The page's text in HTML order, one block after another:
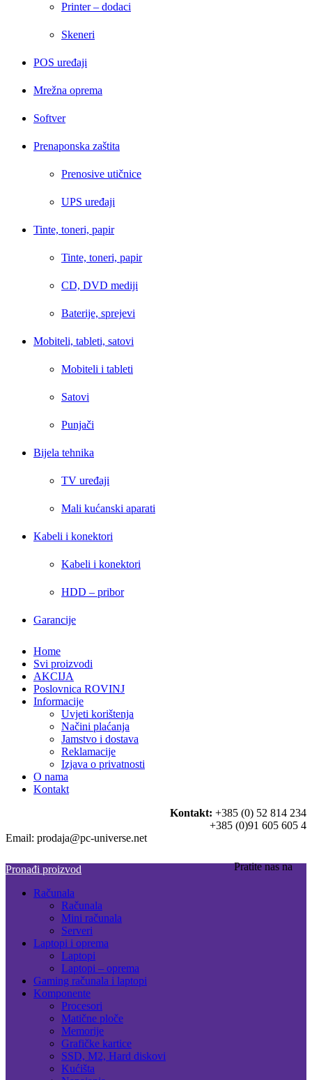
Printer – dodaci
Skeneri
POS uređaji
Mrežna oprema
Softver
Prenaponska zaštita
Prenosive utičnice
UPS uređaji
Tinte, toneri, papir
Tinte, toneri, papir
CD, DVD mediji
Baterije, sprejevi
Mobiteli, tableti, satovi
Mobiteli i tableti
Satovi
Punjači
Bijela tehnika
TV uređaji
Mali kućanski aparati
Kabeli i konektori
Kabeli i konektori
HDD – pribor
Garancije
Home
Svi proizvodi
AKCIJA
Poslovnica ROVINJ
Informacije
Uvjeti korištenja
Načini plaćanja
Jamstvo i dostava
Reklamacije
Izjava o privatnosti
O nama
Kontakt
Kontakt: +385 (0) 52 814 234
+385 (0)91 605 605 4
Email: prodaja@pc-universe.net
Pratite nas na
Pronađi proizvod
Računala
Računala
Mini računala
Serveri
Laptopi i oprema
Laptopi
Laptopi – oprema
Gaming računala i laptopi
Komponente
Procesori
Matične ploče
Memorije
Grafičke kartice
SSD, M2, Hard diskovi
Kućišta